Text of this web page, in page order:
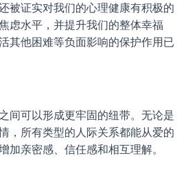
被证实对我们的心理健康有积极的
虑水平，并提升我们的整体幸福
其他困难等负面影响的保护作用已
间可以形成更牢固的纽带。无论是
，所有类型的人际关系都能从爱的
加亲密感、信任感和相互理解。